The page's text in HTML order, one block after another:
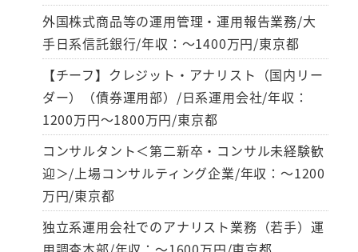
外国株式商品等の運用管理・運用報告業務/大
手日系信託銀行/年収：～1400万円/東京都
【チーフ】クレジット・アナリスト（国内リー
ダー）（債券運用部）/日系運用会社/年収：
1200万円～1800万円/東京都
コンサルタント＜第二新卒・コンサル未経験歓
迎＞/上場コンサルティング企業/年収：～1200
万円/東京都
独立系運用会社でのアナリスト業務（若手）運